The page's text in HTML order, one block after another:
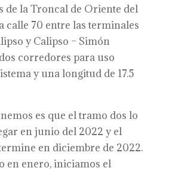
de la Troncal de Oriente del
calle 70 entre las terminales
y Calipso – Simón
corredores para uso
y una longitud de 17.5
es que el tramo dos lo
en junio del 2022 y el
en diciembre de 2022.
en enero, iniciamos el